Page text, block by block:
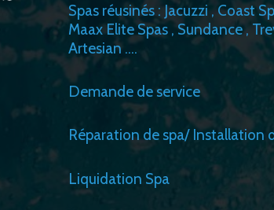
Spas réusinés : Jacuzzi , Coast
Maax Elite Spas , Sundance ,
Artesian ….
Demande de service
Réparation de spa/ Installation
Liquidation Spa